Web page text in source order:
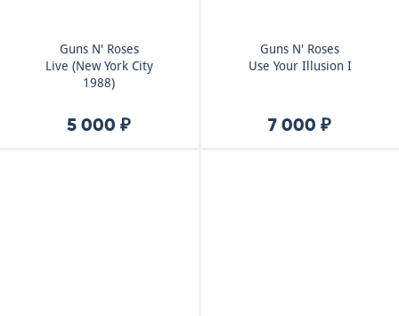
Guns N' Roses
Live (New York City
1988)
5 000 ₽
Guns N' Roses
Use Your Illusion I
7 000 ₽